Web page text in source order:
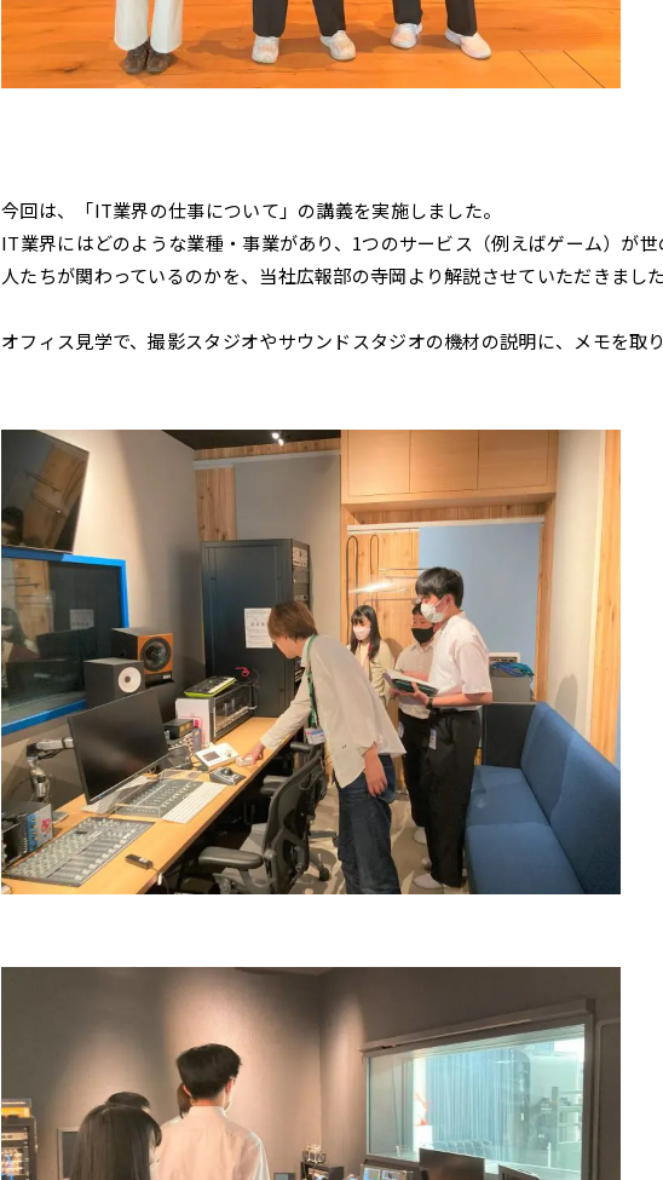
今回は、「IT業界の仕事について」の講義を実施しました。
IT業界にはどのような業種・事業があり、1つのサービス（例えばゲーム）が
人たちが関わっているのかを、当社広報部の寺岡より解説させていただきました
オフィス見学で、撮影スタジオやサウンドスタジオの機材の説明に、メモを取